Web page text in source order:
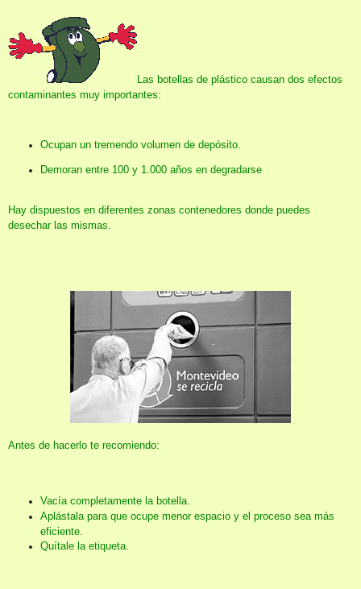
Las botellas de plástico causan dos efectos
contaminantes muy importantes:
Ocupan un tremendo volumen de depósito.
Demoran entre 100 y 1.000 años en degradarse
Hay dispuestos en diferentes zonas contenedores donde puedes
desechar las mismas.
Antes de hacerlo te recomiendo:
Vacía completamente la botella.
Aplástala para que ocupe menor espacio y el proceso sea más
eficiente.
Quítale la etiqueta.